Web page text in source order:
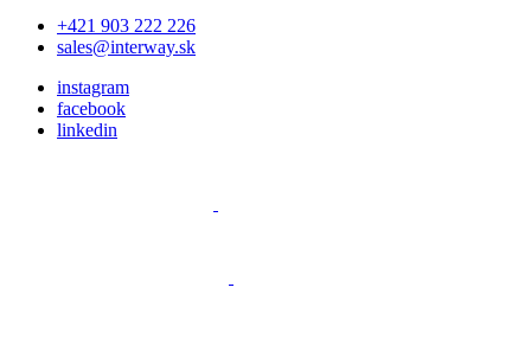
+421 903 222 226
sales@interway.sk
instagram
facebook
linkedin